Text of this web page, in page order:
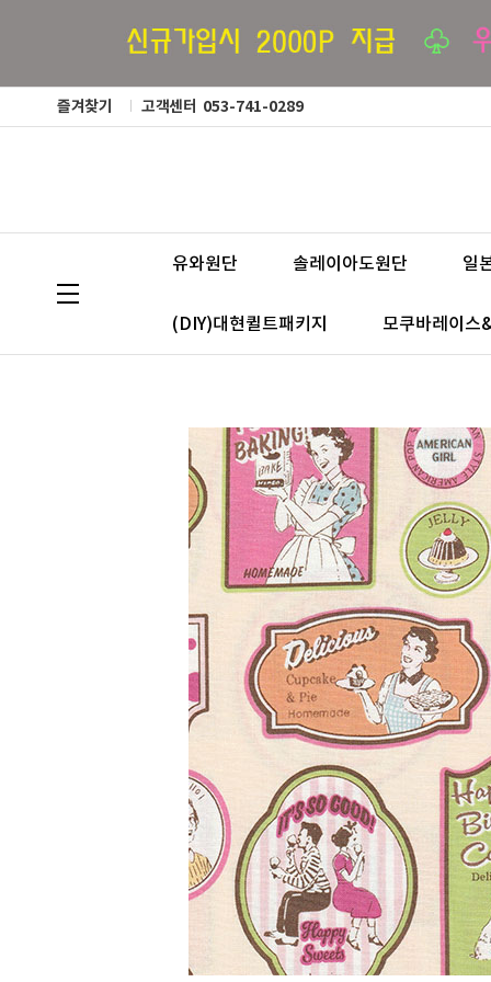
즐겨찾기 고객센터 053-741-0289
유와원단 솔레이아도원단 일
(DIY)대현퀼트패키지 모쿠바레이스